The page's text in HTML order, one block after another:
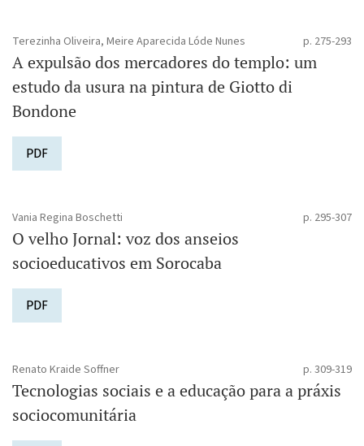
Terezinha Oliveira, Meire Aparecida Lóde Nunes p. 275-293
A expulsão dos mercadores do templo: um
estudo da usura na pintura de Giotto di
Bondone
PDF
Vania Regina Boschetti p. 295-307
O velho Jornal: voz dos anseios
socioeducativos em Sorocaba
PDF
Renato Kraide Soffner p. 309-319
Tecnologias sociais e a educação para a práxis
­sociocomunitária